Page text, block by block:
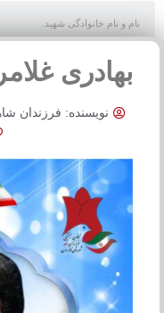
بهادری
نویسنده: فرزندان